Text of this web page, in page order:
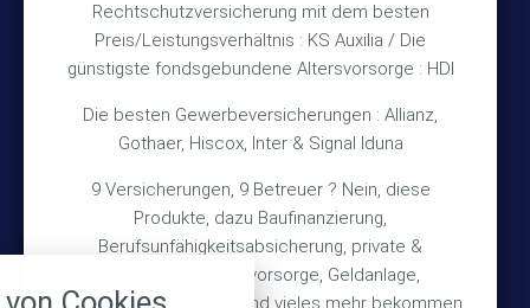
Rechtschutzversicherung mit dem besten
Preis/Leistungsverhältnis : KS Auxilia / Die
günstigste fondsgebundene Altersvorsorge : HDI
Die besten Gewerbeversicherungen : Allianz,
Gothaer, Hiscox, Inter & Signal Iduna
9 Versicherungen, 9 Betreuer ? Nein, diese
Produkte, dazu Baufinanzierung,
Berufsunfähigkeitsabsicherung, private &
betriebliche Altersvorsorge, Geldanlage,
Gebäudeversicherung und vieles mehr bekommen
Datenschutz
Erstinformation
Wichtiges
Über mich
Bedarfsermittlung
Schadensmeldung